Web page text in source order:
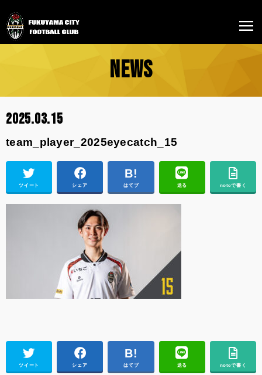
NEWS
2025.03.15
team_player_2025eyecatch_15
ツイート シェア はてブ 送る noteで書く
ツイート シェア はてブ 送る noteで書く